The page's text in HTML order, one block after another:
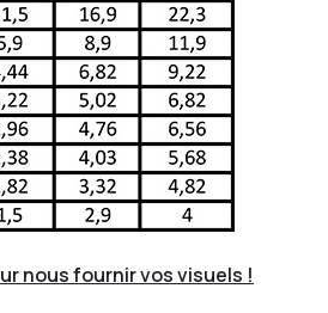
nous fournir vos visuels !